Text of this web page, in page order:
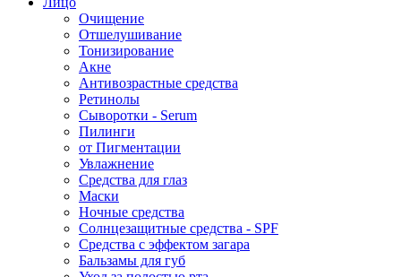
Очищение
Отшелушивание
Тонизирование
Акне
Антивозрастные средства
Ретинолы
Сыворотки - Serum
Пилинги
от Пигментации
Увлажнение
Средства для глаз
Маски
Ночные средства
Солнцезащитные средства - SPF
Средства c эффектом загара
Бальзамы для губ